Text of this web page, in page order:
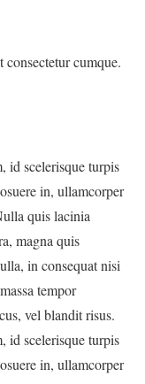
cumque.
id scelerisque turpis
in, ullamcorper
quis lacinia
magna quis
in consequat nisi
tempor
vel blandit risus.
id scelerisque turpis
in, ullamcorper